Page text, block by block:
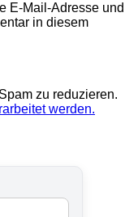
E-Mail-Adresse und
in diesem
zu reduzieren.
werden.